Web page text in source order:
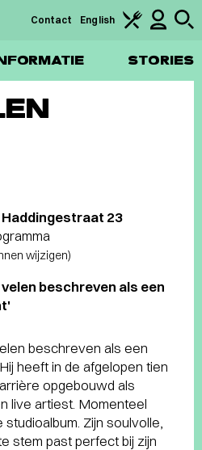
STORIES
Contact English
23
wijzigen)
beschreven als een
beschreven als een
heeft in de afgelopen tien
opgebouwd als
live artiest. Momenteel
Zijn soulvolle,
stem past perfect bij zijn